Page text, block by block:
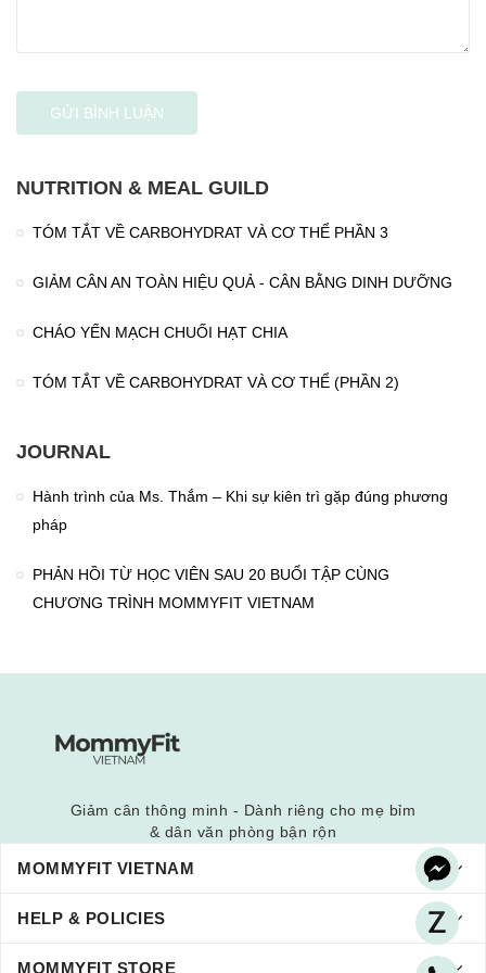
NUTRITION & MEAL GUILD
TÓM TẮT VỀ CARBOHYDRAT VÀ CƠ THỂ PHẦN 3
GIẢM CÂN AN TOÀN HIỆU QUẢ - CÂN BẰNG DINH DƯỠNG
CHÁO YẾN MẠCH CHUỐI HẠT CHIA
TÓM TẮT VỀ CARBOHYDRAT VÀ CƠ THỂ (PHẦN 2)
JOURNAL
Hành trình của Ms. Thắm – Khi sự kiên trì gặp đúng phương
pháp
PHẢN HỒI TỪ HỌC VIÊN SAU 20 BUỔI TẬP CÙNG
CHƯƠNG TRÌNH MOMMYFIT VIETNAM
Giảm cân thông minh - Dành riêng cho mẹ bỉm
& dân văn phòng bận rộn
MOMMYFIT VIETNAM
HELP & POLICIES
MOMMYFIT STORE